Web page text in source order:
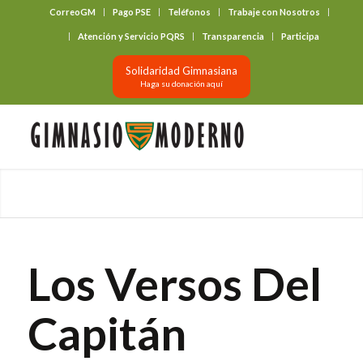
CorreoGM Pago PSE Teléfonos Trabaje con Nosotros
Atención y Servicio PQRS Transparencia Participa
Solidaridad Gimnasiana
Haga su donación aquí
Los Versos Del
Capitán